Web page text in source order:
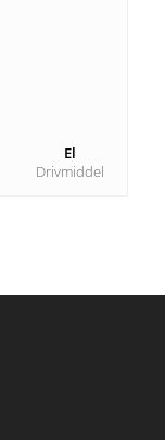
El
Drivmiddel